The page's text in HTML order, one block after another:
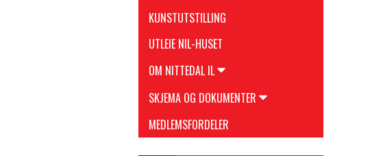
KUNSTUTSTILLING
UTLEIE NIL-HUSET
OM NITTEDAL IL
SKJEMA OG DOKUMENTER
MEDLEMSFORDELER